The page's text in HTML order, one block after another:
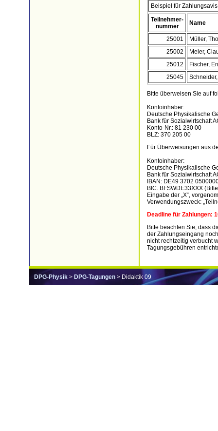
Beispiel für
Teilnehmer-
nummer
Name
25001
Müller,
25002
Meier,
25012
Fischer,
25045
Bitte überweisen Sie auf
Kontoinhaber:
Deutsche Physikalische
Bank für Sozialwirtschaft
Konto-Nr.: 81 230 00
BLZ: 370 205 00
Für Überweisungen aus
Kontoinhaber:
Deutsche Physikalische
Bank für Sozialwirtschaft
IBAN: DE49 3702
BIC: BFSWDE33XXX
Eingabe der „X“,
Verwendungszweck:
Deadline für Zahlungen:
Bitte beachten Sie, dass
der Zahlungseingang
nicht rechtzeitig verbucht
Tagungsgebühren
DPG-Physik > DPG-Tagungen > Didaktik 09